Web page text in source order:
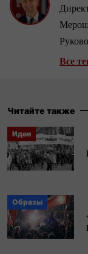
(2015-
Все
Читайте также
Идеи
Образы